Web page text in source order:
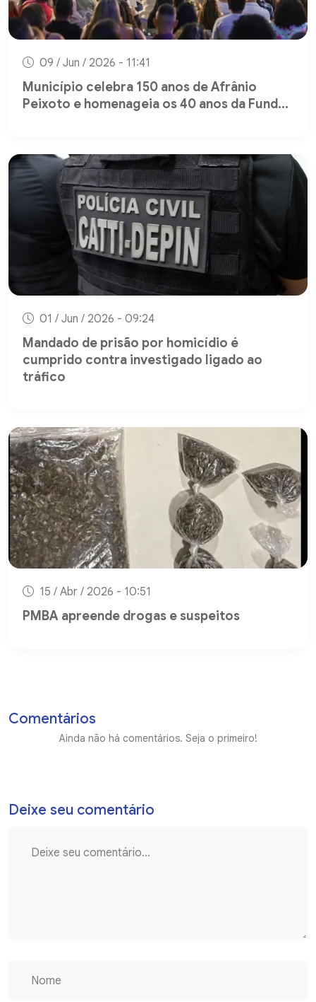
09 / Jun / 2026 - 11:41
Município celebra 150 anos de Afrânio
Peixoto e homenageia os 40 anos da Fund...
01 / Jun / 2026 - 09:24
Mandado de prisão por homicídio é
cumprido contra investigado ligado ao
tráfico
15 / Abr / 2026 - 10:51
PMBA apreende drogas e suspeitos
Comentários
Ainda não há comentários. Seja o primeiro!
Deixe seu comentário